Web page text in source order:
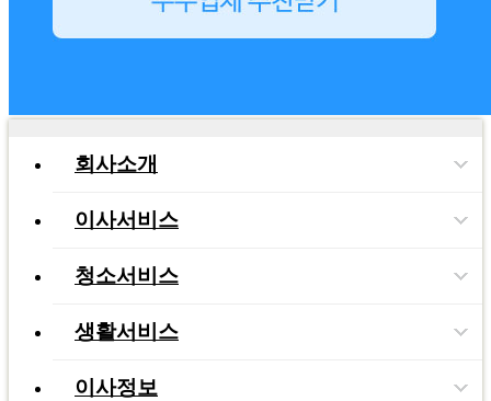
회사소개
이사서비스
청소서비스
생활서비스
이사정보